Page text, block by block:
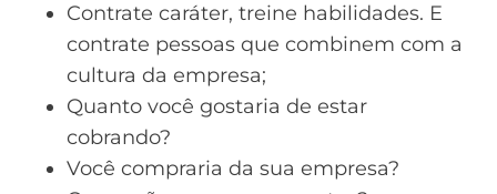
Contrate caráter, treine habilidades. E
contrate pessoas que combinem com a
cultura da empresa;
Quanto você gostaria de estar
cobrando?
Você compraria da sua empresa?